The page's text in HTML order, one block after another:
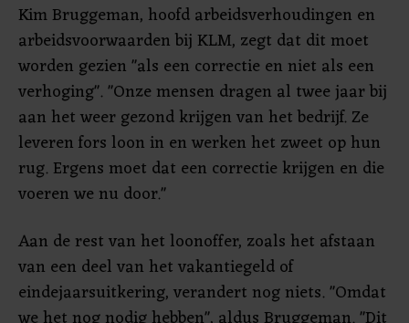
Kim Bruggeman, hoofd arbeidsverhoudingen en
arbeidsvoorwaarden bij KLM, zegt dat dit moet
worden gezien "als een correctie en niet als een
verhoging". "Onze mensen dragen al twee jaar bij
aan het weer gezond krijgen van het bedrijf. Ze
leveren fors loon in en werken het zweet op hun
rug. Ergens moet dat een correctie krijgen en die
voeren we nu door."
Aan de rest van het loonoffer, zoals het afstaan
van een deel van het vakantiegeld of
eindejaarsuitkering, verandert nog niets. "Omdat